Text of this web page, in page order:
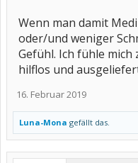
Wenn man damit
oder/und weniger
Gefühl. Ich fühle
hilflos und
16. Februar 2019
Luna-Mona gefällt das.